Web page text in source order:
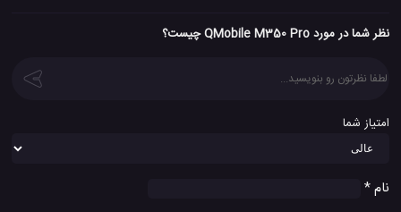
نظر شما در مورد QMobile M350 Pro چیست؟
امتیاز شما
نام*